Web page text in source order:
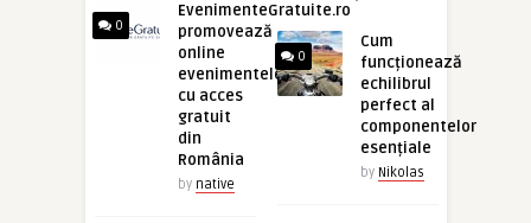
0
EvenimenteGratuite.ro
promovează
online
evenimentele
cu acces
gratuit
din
România
by native
0
Cum
funcționează
echilibrul
perfect al
componentelor
esențiale
by Nikolas